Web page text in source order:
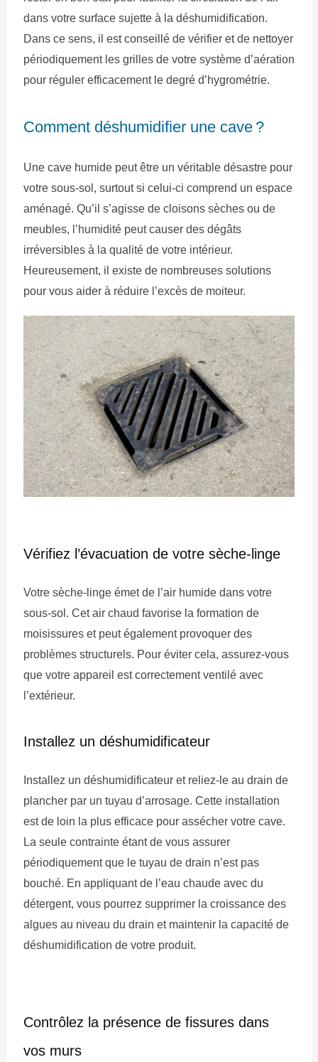
dans votre surface sujette à la déshumidification.
Dans ce sens, il est conseillé de vérifier et de nettoyer
périodiquement les grilles de votre système d’aération
pour réguler efficacement le degré d’hygrométrie.
Comment déshumidifier une cave ?
Une cave humide peut être un véritable désastre pour
votre sous-sol, surtout si celui-ci comprend un espace
aménagé. Qu’il s’agisse de cloisons sèches ou de
meubles, l’humidité peut causer des dégâts
irréversibles à la qualité de votre intérieur.
Heureusement, il existe de nombreuses solutions
pour vous aider à réduire l’excès de moiteur.
Vérifiez l’évacuation de votre sèche-linge
Votre sèche-linge émet de l’air humide dans votre
sous-sol. Cet air chaud favorise la formation de
moisissures et peut également provoquer des
problèmes structurels. Pour éviter cela, assurez-vous
que votre appareil est correctement ventilé avec
l’extérieur.
Installez un déshumidificateur
Installez un déshumidificateur et reliez-le au drain de
plancher par un tuyau d’arrosage. Cette installation
est de loin la plus efficace pour assécher votre cave.
La seule contrainte étant de vous assurer
périodiquement que le tuyau de drain n’est pas
bouché. En appliquant de l’eau chaude avec du
détergent, vous pourrez supprimer la croissance des
algues au niveau du drain et maintenir la capacité de
déshumidification de votre produit.
Contrôlez la présence de fissures dans
vos murs